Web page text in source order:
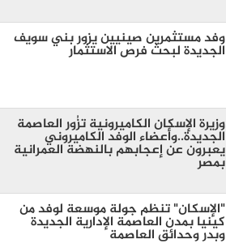
وفد مستثمرين صينيين يزور بني سويف
الجديدة لبحث فرص الاستثمار
وزيرة الإسكان الكاميرونية تزُور العاصمة
الجديدة..وأعضاء الوفد الكاميروني
يعبرون عن إعجابهم بالنهضة العمرانية
بمصر
"الإسكان" تنظم جولة موسعة لوفد من
كينيا بمدن العاصمة الإدارية الجديدة
وبدر وحدائق العاصمة